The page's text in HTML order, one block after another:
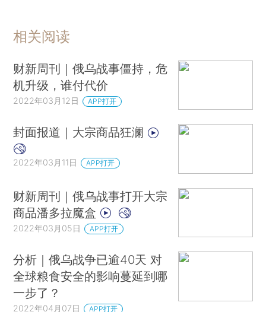
相关阅读
财新周刊｜俄乌战事僵持，危
机升级，谁付代价
2022年03月12日 APP打开
封面报道｜大宗商品狂澜
2022年03月11日 APP打开
财新周刊｜俄乌战事打开大宗
商品潘多拉魔盒
2022年03月05日 APP打开
分析｜俄乌战争已逾40天 对
全球粮食安全的影响蔓延到哪
一步了？
2022年04月07日 APP打开